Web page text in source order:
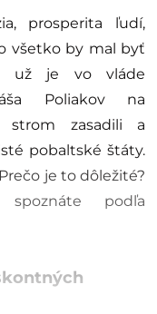
prosperita ľudí,
všetko by mal byť
už je vo vláde
Poliakov na
strom zasadili a
pobaltské štáty.
je to dôležité?
podľa